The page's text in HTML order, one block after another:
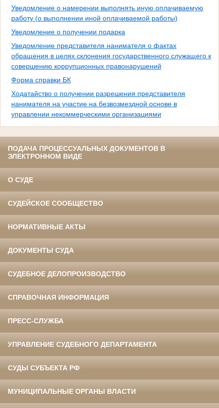
Уведомление о намерении выполнять иную оплачиваемую
работу (о выполнении иной оплачиваемой работы)
Уведомление о получении подарка
Уведомление представителя нанимателя о фактах
обращения в целях склонения государственного служащего к
совершению коррупционных правонарушений
Форма справки БК
Ходатайство о получении разрешения представителя
нанимателя на участие на безвозмездной основе в
управлении некоммерческими организациями
ПОДАЧА ПРОЦЕССУАЛЬНЫХ ДОКУМЕНТОВ В
ЭЛЕКТРОННОМ ВИДЕ
О СУДЕ
СУДЕЙСКОЕ СООБЩЕСТВО
НОРМАТИВНЫЕ АКТЫ
ДОКУМЕНТЫ СУДА
СУДЕБНОЕ ДЕЛОПРОИЗВОДСТВО
СПРАВОЧНАЯ ИНФОРМАЦИЯ
ПРЕСС-СЛУЖБА
УПРАВЛЕНИЕ СУДЕБНОГО ДЕПАРТАМЕНТА
СУДЫ СУБЪЕКТА РФ
МУНИЦИПАЛЬНЫЕ ОРГАНЫ ВЛАСТИ